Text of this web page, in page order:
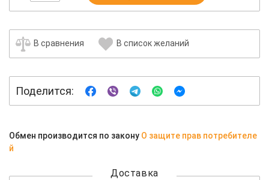
В сравнения В список желаний
Поделится:
Обмен производится по закону О защите прав потребителе
й
Доставка